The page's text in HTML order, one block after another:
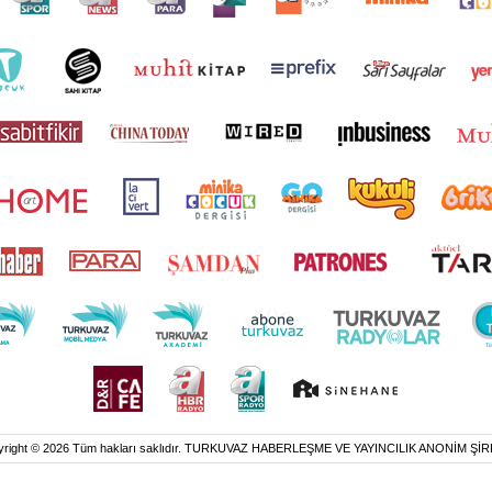
© 2026 Tüm hakları saklıdır. TURKUVAZ HABERLEŞME VE YAYINCILIK ANONİM